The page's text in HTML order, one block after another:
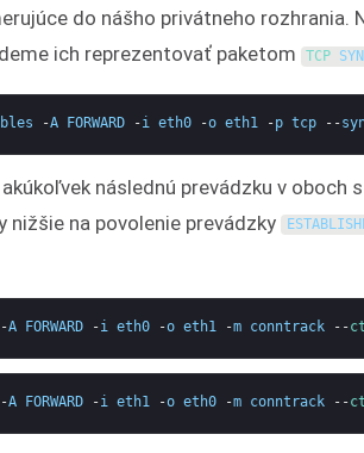
do nášho privátneho
ich reprezentovať paketom TCP SYN
-A FORWARD -i eth0 -o eth1 -p tcp --
následnú prevádzku v oboch
nižšie na povolenie prevádzky
-A FORWARD -i eth0 -o eth1 -m conntrack --
-A FORWARD -i eth1 -o eth0 -m conntrack --